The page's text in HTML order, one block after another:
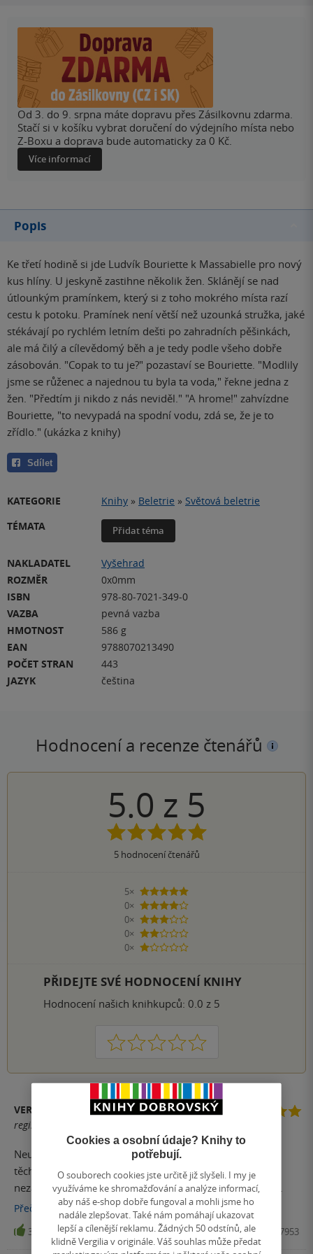
Od 3. do 9. srpna máte dopravu přes Zásilkovnu zdarma.
Stačí si v košíku vybrat doručení do výdejního místa nebo
Z-Boxu a doprava bude automaticky za 0 Kč.
Více informací
Popis
Ke třetí hodině si jde Ludvík Bouriette k Massabielle pro nový
kus hlíny. U jeskyně zastihne několik žen. Sklánějí se nad
útlounkým pramínkem, který si z toho mokrého místa razí
cestu k potoku. Pramínek není větší než uzounká stružka, jaké
stékávají po rychlém letním dešti po zahradních pěšinkách,
ale má čilý a cílevědomý běh a je tedy podle všeho dobře
zásobován. "Copak to tu je?" pozastaví se Bouriette. "Modlily
jsme se růženec a najednou tu byla ta voda," řekne jedna z
žen. "Předtím ji nikdo z nás neviděl." "A hrome!" zahvízdne
Bouriette, "to nevypadá na spodní vodu, zdá se, že je to
zřídlo." (ukázka z knihy)
Sdílet
KATEGORIE Knihy » Beletrie » Světová beletrie
TÉMATA
Přidat téma
NAKLADATEL
Vyšehrad
ROZMĚR
0x0mm
ISBN
978-80-7021-349-0
VAZBA
pevná vazba
HMOTNOST
586 g
EAN
9788070213490
POČET STRAN
443
JAZYK
čeština
Hodnocení a recenze čtenářů
5.0 z 5
5hodnocení čtenářů
5×
5 hvězdiček
0×
4 hvězdičky
0×
3 hvězdičky
0×
2 hvězdičky
0×
1 hvezdička
PŘIDEJTE SVÉ HODNOCENÍ KNIHY
Hodnocení našich knihkupců: 0.0 z 5
1 2 3 4 5
VERONIKA BEČIČKOVÁ
registrovaný uživatel
Neuvěřitelně krásná kniha. Po všech stránkách. Jedna z
těch na jejíž souhrn, byť nahlíženo hodně subjektivně,
nezapomíná. Přepestrá mozaika lidských postav, která
každá važí jinak. Obrovský čtenářský zážitek. Autor měl
mimořádný dar vzkřísit postavy a nejen ty. Oživil i protor
kde se vše odehrávalo. Slovo Pyreneje, řeka, hora!é, hůl,
Přečíst více
38 Kniha, Vyšehrad, 2018, 9788074297953
Cookies a osobní údaje? Knihy to
potřebují.
O souborech cookies jste určitě již slyšeli. I my je
využíváme ke shromažďování a analýze informací,
aby náš e-shop dobře fungoval a mohli jsme ho
nadále zlepšovat. Také nám pomáhají ukazovat
lepší a cílenější reklamu. Žádných 50 odstínů, ale
klidně Vergilia v originále. Váš souhlas může předat